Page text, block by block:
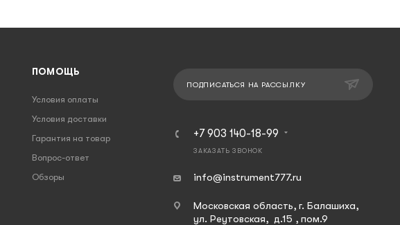
ПОМОЩЬ
Условия оплаты
Условия доставки
Гарантия на товар
Вопрос-ответ
Обзоры
ПОДПИСАТЬСЯ НА РАССЫЛКУ
+7 903 140-18-99
ЗАКАЗАТЬ ЗВОНОК
info@instrument777.ru
Московская область, г. Балашиха,
ул. Реутовская, д.15 , пом.9